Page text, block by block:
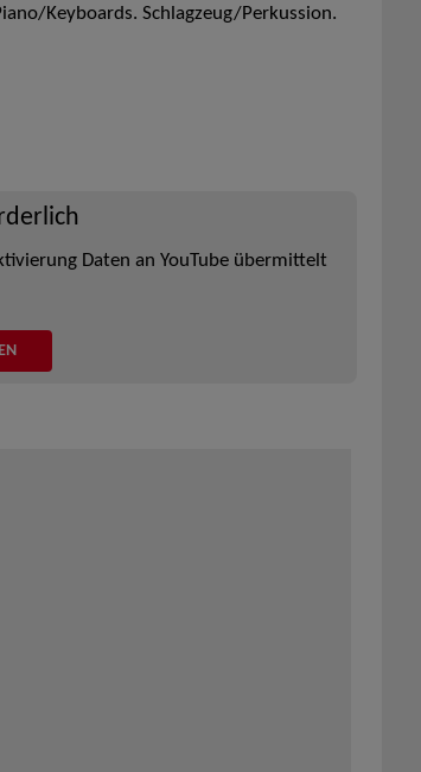
Keyboards. Schlagzeug/Perkussion.
Daten an YouTube übermittelt